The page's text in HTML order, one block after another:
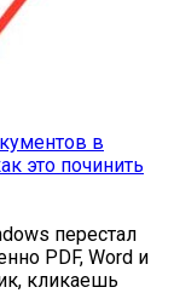
в
это починить
перестал
PDF, Word и
кликаешь